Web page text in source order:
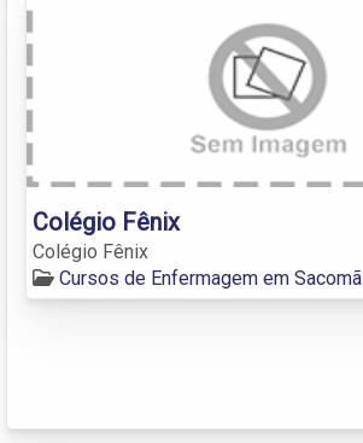
Colégio Fênix
Colégio Fênix
Cursos de Enfermagem em Sacomã